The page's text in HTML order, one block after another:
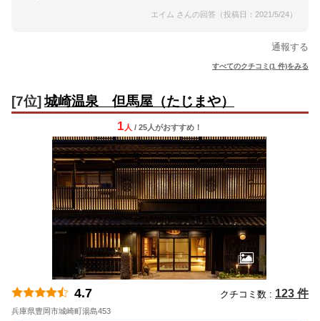
エイム さんの回答（投稿日：2021/5/24）
通報する
すべてのクチコミ(1 件)をみる
[7位] 城崎温泉 但馬屋（たじまや）
1 人 / 25人がおすすめ！
4.7 クチコミ数 : 123 件
兵庫県豊岡市城崎町湯島453